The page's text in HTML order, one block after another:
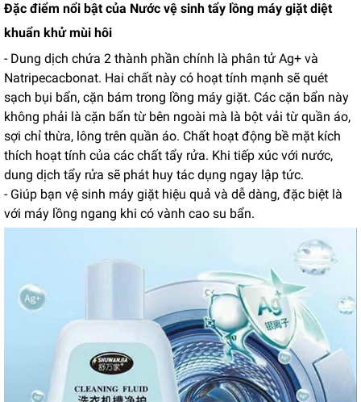
Đặc điểm nổi bật của Nước vệ sinh tẩy lồng máy giặt diệt
khuẩn khử mùi hôi
- Dung dịch chứa 2 thành phần chính là phân tử Ag+ và
Natripecacbonat. Hai chất này có hoạt tính mạnh sẽ quét
sạch bụi bẩn, cặn bám trong lồng máy giặt. Các cặn bẩn này
không phải là cặn bẩn từ bên ngoài mà là bột vải từ quần áo,
sợi chỉ thừa, lông trên quần áo. Chất hoạt động bề mặt kích
thích hoạt tính của các chất tẩy rửa. Khi tiếp xúc với nước,
dung dịch tẩy rửa sẽ phát huy tác dụng ngay lập tức.
- Giúp bạn vệ sinh máy giặt hiệu quả và dễ dàng, đặc biệt là
với máy lồng ngang khi có vành cao su bẩn.